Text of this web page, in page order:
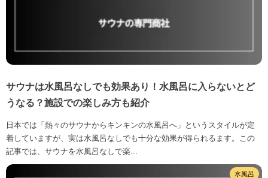
サウナは水風呂なしでも効果あり！水風呂に入らないとど
うなる？施設での楽しみ方も紹介
日本では「熱々のサウナからキンキンの水風呂へ」というスタイルが定
着していますが、実は水風呂なしでも十分な効果が得られるます。この
記事では、サウナを水風呂なしで楽...
水風呂